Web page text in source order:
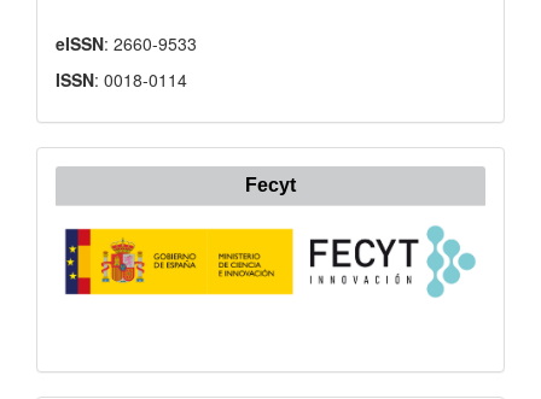
eISSN: 2660-9533
ISSN: 0018-0114
Fecyt